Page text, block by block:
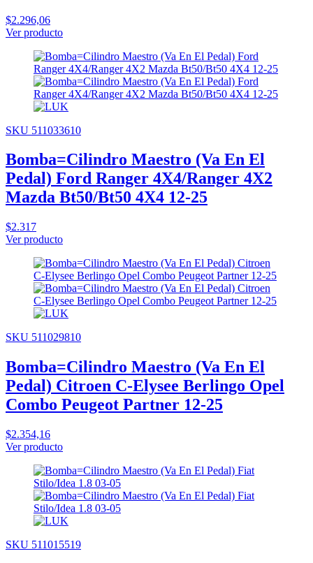
$2.296,06
Ver producto
SKU 511033610
Bomba=Cilindro Maestro (Va En El
Pedal) Ford Ranger 4X4/Ranger 4X2
Mazda Bt50/Bt50 4X4 12-25
$2.317
Ver producto
SKU 511029810
Bomba=Cilindro Maestro (Va En El
Pedal) Citroen C-Elysee Berlingo Opel
Combo Peugeot Partner 12-25
$2.354,16
Ver producto
SKU 511015519